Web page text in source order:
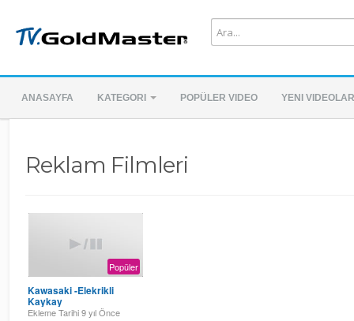
ANASAYFA KATEGORI POPÜLER VIDEO YENI VIDEOLAR
Reklam Filmleri
Popüler
Kawasaki -Elekrikli
Kaykay
Ekleme Tarihi9 yıl Önce